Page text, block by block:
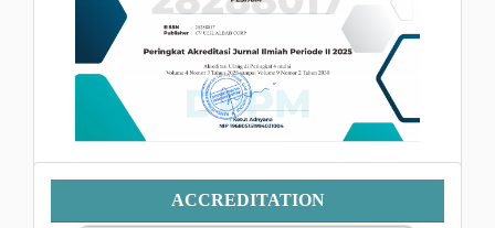
AccreditationACCREDITATION